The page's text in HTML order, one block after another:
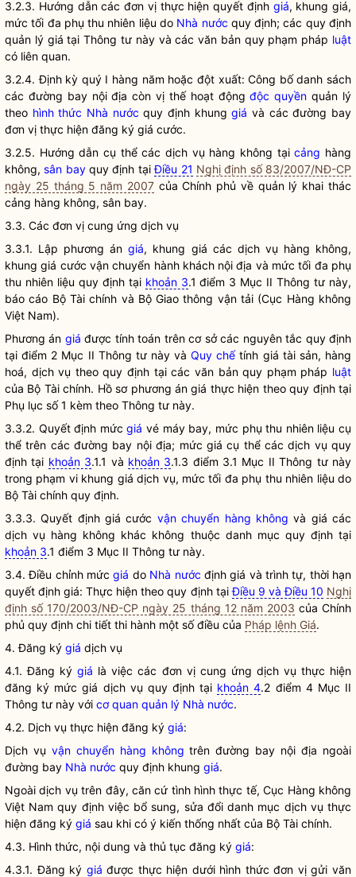
3.2.3. Hướng dẫn các đơn vị thực hiện quyết định giá, khung giá,
mức tối đa phụ thu nhiên liệu do Nhà nước quy định; các quy định
quản lý giá tại Thông tư này và các văn bản quy phạm pháp luật
có liên quan.
3.2.4. Định kỳ quý I hàng năm hoặc đột xuất: Công bố danh sách
các đường bay nội địa còn vị thế hoạt độngđộc quyền quản lý
theo hình thức Nhà nước quy định khunggiá và các đường bay
đơn vị thực hiện đăng ký giá cước.
3.2.5. Hướng dẫn cụ thể các dịch vụ hàng không tạicảng hàng
không,sân bayquy định tạiĐiều 21 Nghị định số 83/2007/NĐ-CP
ngày 25 tháng 5 năm 2007của Chính phủ về quản lý khai thác
cảng hàng không, sân bay.
3.3. Các đơn vị cung ứng dịch vụ
3.3.1. Lập phương ángiá, khung giá các dịch vụ hàng không,
khunggiá cước vận chuyển hành khách nội địa và mức tối đa phụ
thu nhiên liệu quy định tại khoản 3.1 điểm 3 Mục II Thông tư này,
báo cáo Bộ Tài chính và Bộ Giao thông vận tải (Cục Hàng không
Việt Nam).
Phương án giá được tính toán trên cơ sở các nguyên tắc quy định
tại điểm 2 Mục II Thông tư này vàQuy chếtính giá tài sản, hàng
hoá, dịch vụ theo quy định tại các văn bản quy phạm pháp luật
của Bộ Tài chính. Hồ sơ phương ángiá thực hiện theo quy định tại
Phụ lục số 1 kèm theo Thông tư này.
3.3.2. Quyết định mứcgiá vé máy bay, mức phụ thu nhiên liệu cụ
thể trên các đường bay nội địa; mức giá cụ thể các dịch vụ quy
định tại khoản 3.1.1 và khoản 3.1.3 điểm 3.1 Mục II Thông tư này
trong phạm vi khung giá dịch vụ, mức tối đa phụ thu nhiên liệu do
Bộ Tài chính quy định.
3.3.3. Quyết định giá cước vận chuyển hàng không và giá các
dịch vụ hàng không khác không thuộc danh mục quy định tại
khoản 3.1 điểm 3 Mục II Thông tư này.
3.4. Điều chỉnh mứcgiá do Nhà nước địnhgiá và trình tự, thời hạn
quyết địnhgiá: Thực hiện theo quy định tạiĐiều 9 và Điều 10 Nghị
định số 170/2003/NĐ-CP ngày 25 tháng 12 năm 2003 của Chính
phủ quy định chi tiết thi hành một số điều của Pháp lệnh Giá.
4. Đăng ký giá dịch vụ
4.1. Đăng kýgiá là việc các đơn vị cung ứng dịch vụ thực hiện
đăng ký mứcgiá dịch vụ quy định tại khoản 4.2 điểm 4 Mục II
Thông tư này với cơ quan quản lý Nhà nước.
4.2. Dịch vụ thực hiện đăng ký giá:
Dịch vụ vận chuyển hàng không trên đường bay nội địa ngoài
đường bay Nhà nước quy định khung giá.
Ngoài dịch vụ trên đây, căn cứ tình hình thực tế, Cục Hàng không
Việt Nam quy định việc bổ sung, sửa đổi danh mục dịch vụ thực
hiện đăng ký giá sau khi có ý kiến thống nhất của Bộ Tài chính.
4.3. Hình thức, nội dung và thủ tục đăng ký giá:
4.3.1. Đăng ký giá được thực hiện dưới hình thức đơn vị gửi văn